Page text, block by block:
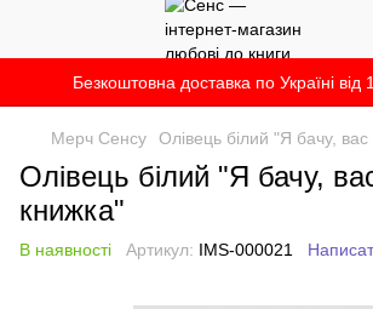
Безкоштовна доставка по Україні від
Мерч Сенсу Олівець білий "Я бачу, вас
Олівець білий "Я бачу,
книжка"
В наявності Артикул: IMS-000021